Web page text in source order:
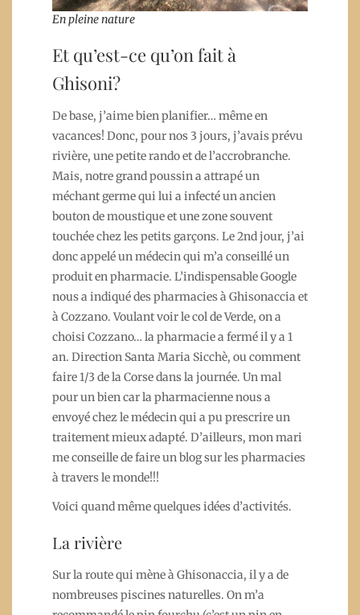
En pleine nature
Et qu’est-ce qu’on fait à
Ghisoni?
De base, j’aime bien planifier… même en
vacances! Donc, pour nos 3 jours, j’avais prévu
rivière, une petite rando et de l’accrobranche.
Mais, notre grand poussin a attrapé un
méchant germe qui lui a infecté un ancien
bouton de moustique et une zone souvent
touchée chez les petits garçons. Le 2nd jour, j’ai
donc appelé un médecin qui m’a conseillé un
produit en pharmacie. L’indispensable Google
nous a indiqué des pharmacies à Ghisonaccia et
à Cozzano. Voulant voir le col de Verde, on a
choisi Cozzano… la pharmacie a fermé il y a 1
an. Direction Santa Maria Sicchè, ou comment
faire 1/3 de la Corse dans la journée. Un mal
pour un bien car la pharmacienne nous a
envoyé chez le médecin qui a pu prescrire un
traitement mieux adapté. D’ailleurs, mon mari
me conseille de faire un blog sur les pharmacies
à travers le monde!!!
Voici quand même quelques idées d’activités.
La rivière
Sur la route qui mène à Ghisonaccia, il y a de
nombreuses piscines naturelles. On m’a